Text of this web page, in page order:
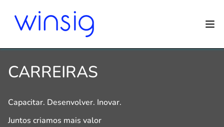
CARREIRAS
Capacitar. Desenvolver. Inovar.
Juntos criamos mais valor